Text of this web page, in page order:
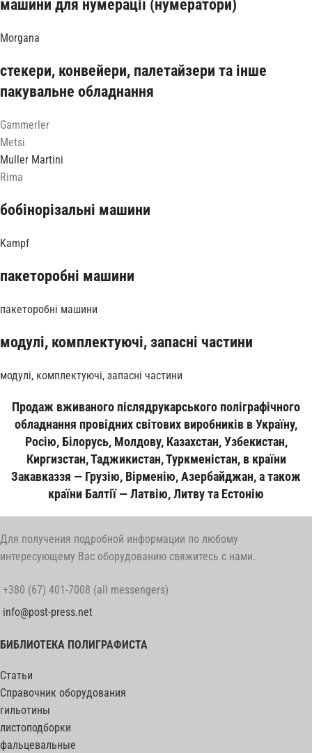
машини для нумерації (нумератори)
Morgana
стекери, конвейери, палетайзери та інше
пакувальне обладнання
Gammerler
Metsi
Muller Martini
Rima
бобінорізальні машини
Kampf
пакеторобні машини
пакеторобні машини
модулі, комплектуючі, запасні частини
модулі, комплектуючі, запасні частини
Продаж вживаного післядрукарського поліграфічного
обладнання провідних світових виробників в Україну,
Росію, Білорусь, Молдову, Казахстан, Узбекистан,
Киргизстан, Таджикистан, Туркменістан, в країни
Закавказзя — Грузію, Вірменію, Азербайджан, а також
країни Балтії — Латвію, Литву та Естонію
Для получения подробной информации по любому
интересующему Вас оборудованию свяжитесь с нами.
+380 (67) 401-7008 (all messengers)
info@post-press.net
БИБЛИОТЕКА ПОЛИГРАФИСТА
Статьи
Справочник оборудования
гильотины
листоподборки
фальцевальные